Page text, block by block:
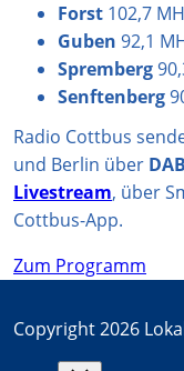
Forst 102,7
Guben 92,1
Spremberg
Senftenberg
Radio Cottbus
und Berlin über
Livestream, über
Cottbus-App.
Zum Programm
Copyright 2026